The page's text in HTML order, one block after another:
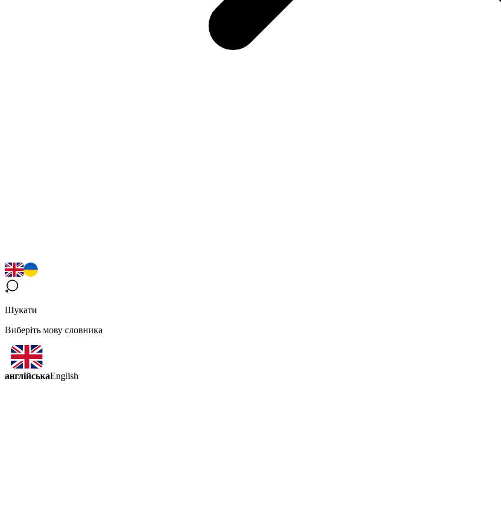
Шукати
Виберіть мову словника
англійськаEnglish